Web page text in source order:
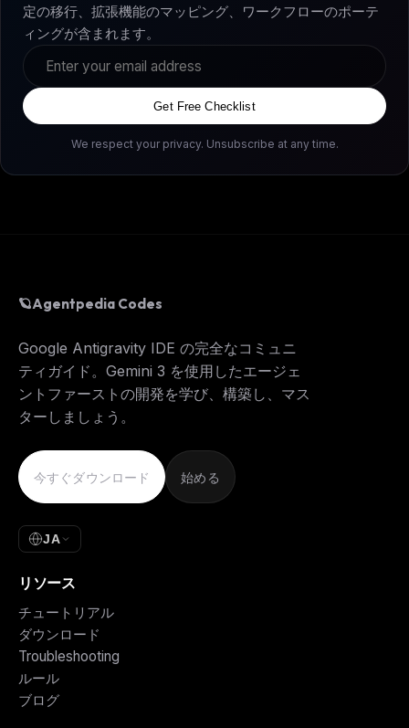
定の移行、拡張機能のマッピング、ワークフローのポーテ
ィングが含まれます。
Get Free Checklist
We respect your privacy. Unsubscribe at any time.
🪐Agentpedia Codes
Google Antigravity IDE の完全なコミュニ
ティガイド。Gemini 3 を使用したエージェ
ントファーストの開発を学び、構築し、マス
ターしましょう。
今すぐダウンロード 始める
JA
リソース
チュートリアル
ダウンロード
Troubleshooting
ルール
ブログ